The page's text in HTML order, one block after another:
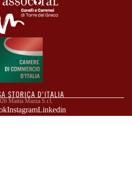
Mattia Mazza S.r.l.
InstagramLinkedin